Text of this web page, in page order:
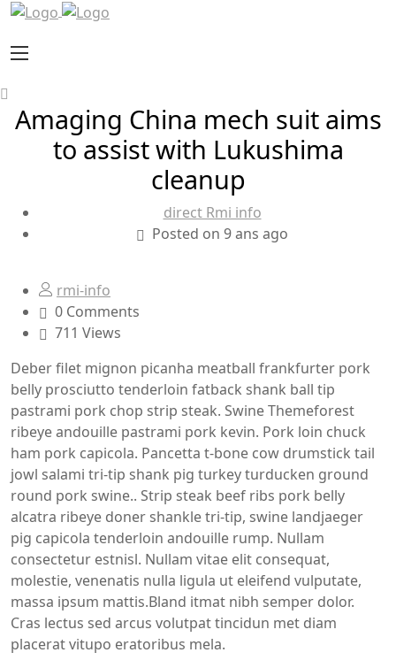
Amaging China mech suit aims
to assist with Lukushima
cleanup
direct Rmi info
Posted on 9 ans ago
rmi-info
0 Comments
711 Views
Deber filet mignon picanha meatball frankfurter pork
belly prosciutto tenderloin fatback shank ball tip
pastrami pork chop strip steak. Swine Themeforest
ribeye andouille pastrami pork kevin. Pork loin chuck
ham pork capicola. Pancetta t-bone cow drumstick tail
jowl salami tri-tip shank pig turkey turducken ground
round pork swine.. Strip steak beef ribs pork belly
alcatra ribeye doner shankle tri-tip, swine landjaeger
pig capicola tenderloin andouille rump. Nullam
consectetur estnisl. Nullam vitae elit consequat,
molestie, venenatis nulla ligula ut eleifend vulputate,
massa ipsum mattis.Bland itmat nibh semper dolor.
Cras lectus sed arcus volutpat tincidun met diam
placerat vitupo eratoribus mela.